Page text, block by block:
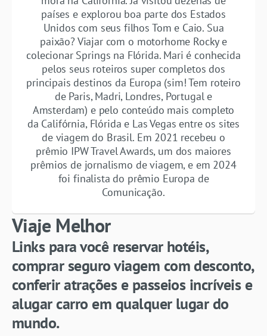
países e explorou boa parte dos Estados
Unidos com seus filhos Tom e Caio. Sua
paixão? Viajar com o motorhome Rocky e
colecionar Springs na Flórida. Mari é conhecida
pelos seus roteiros super completos dos
principais destinos da Europa (sim! Tem roteiro
de Paris, Madri, Londres, Portugal e
Amsterdam) e pelo conteúdo mais completo
da Califórnia, Flórida e Las Vegas entre os sites
de viagem do Brasil. Em 2021 recebeu o
prêmio IPW Travel Awards, um dos maiores
prêmios de jornalismo de viagem, e em 2024
foi finalista do prêmio Europa de
Comunicação.
Viaje Melhor
Links para você reservar hotéis,
comprar seguro viagem com desconto,
conferir atrações e passeios incríveis e
alugar carro em qualquer lugar do
mundo.